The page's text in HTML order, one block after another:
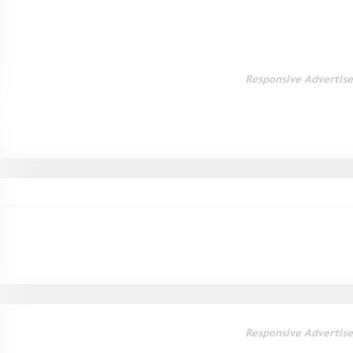
Responsive
Responsive